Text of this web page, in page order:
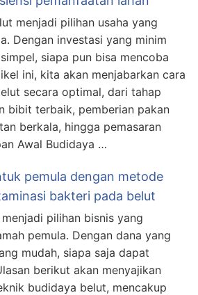
menjadi pilihan usaha yang
Dengan investasi yang minim
siapa pun bisa mencoba
ini, kita akan menjabarkan cara
secara optimal, dari tahap
bibit terbaik, pemberian pakan
berkala, hingga pemasaran
Awal Budidaya …
pemula dengan metode
bakteri pada belut
pilihan bisnis yang
pemula. Dengan dana yang
mudah, siapa saja dapat
berikut akan menyajikan
budidaya belut, mencakup